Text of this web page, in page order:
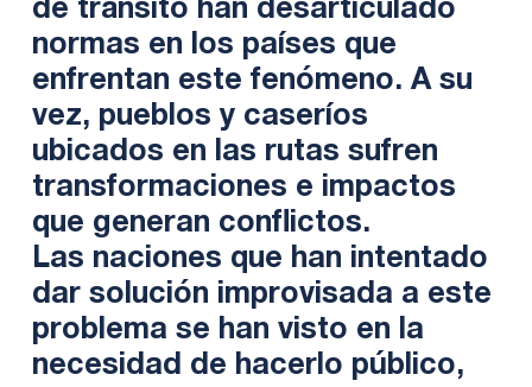
de tránsito han desarticulado
normas en los países que
enfrentan este fenómeno. A su
vez, pueblos y caseríos
ubicados en las rutas sufren
transformaciones e impactos
que generan conflictos.
Las naciones que han intentado
dar solución improvisada a este
problema se han visto en la
necesidad de hacerlo público,